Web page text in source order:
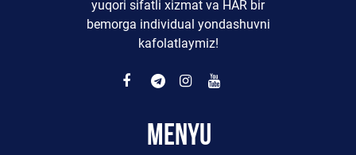
yuqori sifatli xizmat va HAR bir
bemorga individual yondashuvni
kafolatlaymiz!
Menyu